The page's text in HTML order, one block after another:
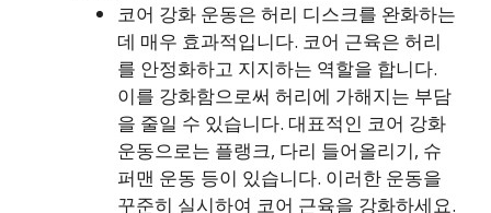
코어 강화 운동은 허리 디스크를 완화하는
데 매우 효과적입니다. 코어 근육은 허리
를 안정화하고 지지하는 역할을 합니다.
이를 강화함으로써 허리에 가해지는 부담
을 줄일 수 있습니다. 대표적인 코어 강화
운동으로는 플랭크, 다리 들어올리기, 슈
퍼맨 운동 등이 있습니다. 이러한 운동을
꾸준히 실시하여 코어 근육을 강화하세요.